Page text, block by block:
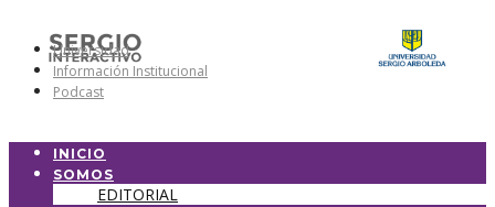
Universidad
Información Institucional
Podcast
INICIO
SOMOS
EDITORIAL